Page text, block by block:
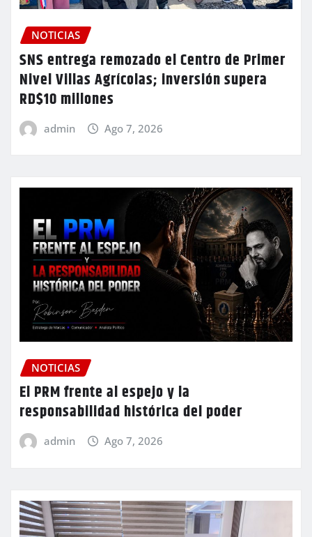
NOTICIAS
SNS entrega remozado el Centro de Primer
Nivel Villas Agrícolas; inversión supera
RD$10 millones
admin Ago 7, 2026
NOTICIAS
El PRM frente al espejo y la
responsabilidad histórica del poder
admin Ago 7, 2026